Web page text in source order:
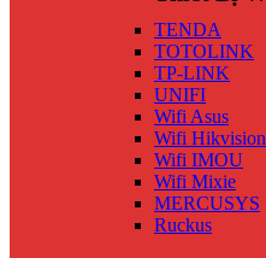
TENDA
TOTOLINK
TP-LINK
UNIFI
Wifi Asus
Wifi Hikvision
Wifi IMOU
Wifi Mixie
MERCUSYS
Ruckus